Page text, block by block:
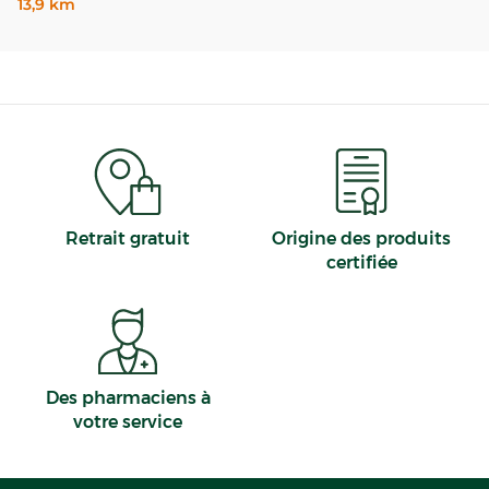
13,9 km
Retrait gratuit
Origine des produits
certifiée
Des pharmaciens à
votre service